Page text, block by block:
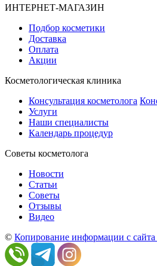
ИНТЕРНЕТ-МАГАЗИН
Подбор косметики
Доставка
Оплата
Акции
Косметологическая клиника
Консультация косметолога
Услуги
Наши специалисты
Календарь процедур
Cоветы косметолога
Новости
Статьи
Советы
Отзывы
Видео
© Копирование информации с сайта